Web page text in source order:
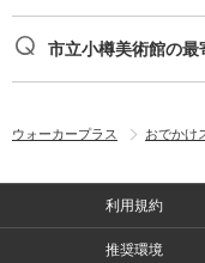
市立小樽美術館の最
ウォーカープラス おでかけ
利用規約
推奨環境